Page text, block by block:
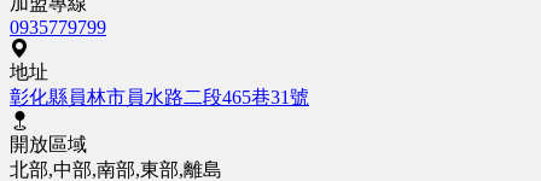
0935779799
地址
彰化縣員林市員水路二段465巷31號
開放區域
北部,中部,南部,東部,離島